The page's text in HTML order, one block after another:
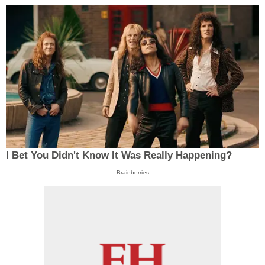
I Bet You Didn't Know It Was Really Happening?
Brainberries